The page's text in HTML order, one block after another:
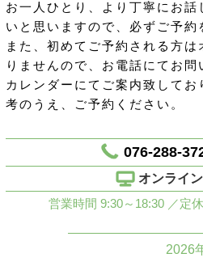
お一人ひとり、より丁寧にお
いと思いますので、必ずご予約
また、初めてご予約される方
りませんので、お電話にてお問
カレンダーにてご案内致して
考のうえ、ご予約ください。
076-288-
オンライ
営業時間 9:30～18:30 ／定
2026